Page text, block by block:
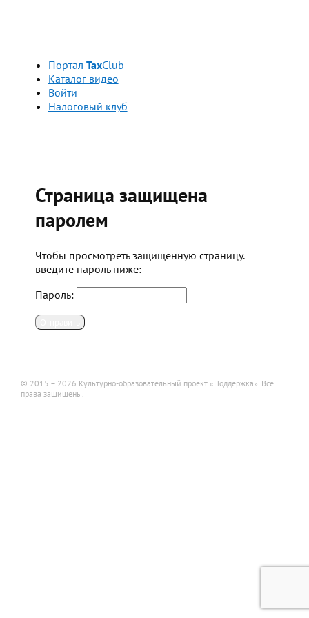
Портал TaxClub
Каталог видео
Войти
Налоговый клуб
Страница защищена
паролем
Чтобы просмотреть защищенную страницу.
введите пароль ниже:
Пароль:
© 2015 – 2026 Культурно-образовательный проект «Поддержка». Все
права защищены.